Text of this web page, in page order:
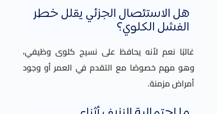
هل الاستئصال الجزئي يقلل خطر
الفشل الكلوي؟
غالبًا نعم لأنه يحافظ على نسيج كلوى وظيفي،
وهو مهم خصوصًا مع التقدم في العمر أو وجود
أمراض مزمنة.